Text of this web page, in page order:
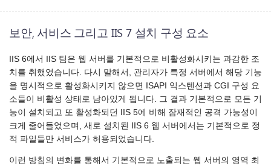
보안, 서비스 그리고 IIS 7 설치 구성 요소
IIS 6에서 IIS 팀은 웹 서버를 기본적으로 비활성화시키는 과감한 조
치를 취했었습니다. 다시 말해서, 관리자가 특정 서버에서 해당 기능
을 명시적으로 활성화시키지 않으면 ISAPI 익스텐션과 CGI 구성 요
소들이 비활성 상태로 남아있게 됩니다. 그 결과 기본적으로 모든 기
능이 설치되고 또 활성화되던 IIS 5에 비해 잠재적인 공격 가능성이
크게 줄어들었으며, 새로 설치된 IIS 6 웹 서버에서는 기본적으로 정
적 파일들만 서비스가 허용되었습니다.
이런 방침의 변화를 통해서 기본적으로 노출되는 웹 서버의 영역 최